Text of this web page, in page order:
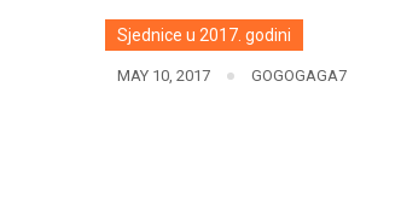
Sjednice u 2017. godini
MAY 10, 2017 GOGOGAGA7